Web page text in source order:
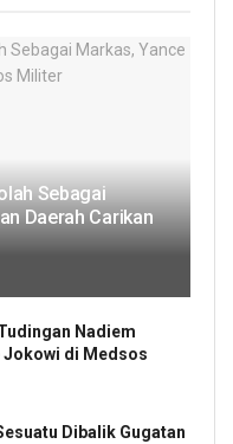
Sebagai
Daerah Carikan
Nadiem
Jokowi di Medsos
Dibalik Gugatan